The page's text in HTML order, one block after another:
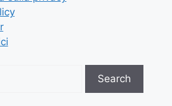
Search